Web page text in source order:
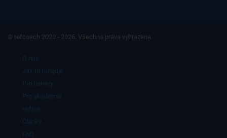
© refcoach 2020 - 2026. Všechna práva vyhrazena.